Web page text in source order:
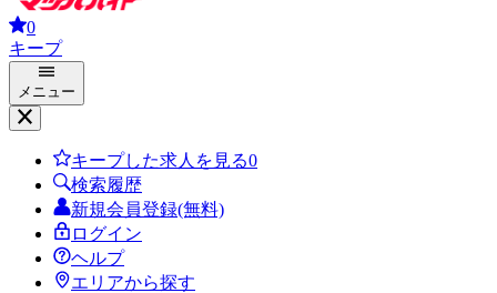
0
キープ
メニュー
キープした求人を見る0
検索履歴
新規会員登録(無料)
ログイン
ヘルプ
エリアから探す